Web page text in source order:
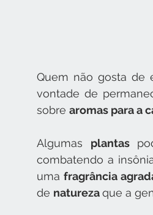
Quem não gosta de
vontade de
sobre aromas para a
Algumas plantas
combatendo a
uma fragrância
de natureza que a